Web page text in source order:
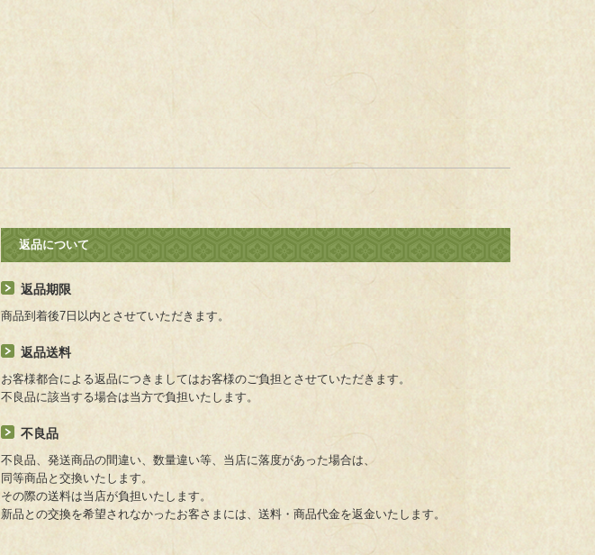
返品について
返品期限
商品到着後7日以内とさせていただきます。
返品送料
お客様都合による返品につきましてはお客様のご負担とさせていただきます。
不良品に該当する場合は当方で負担いたします。
不良品
不良品、発送商品の間違い、数量違い等、当店に落度があった場合は、
同等商品と交換いたします。
その際の送料は当店が負担いたします。
新品との交換を希望されなかったお客さまには、送料・商品代金を返金いたします。